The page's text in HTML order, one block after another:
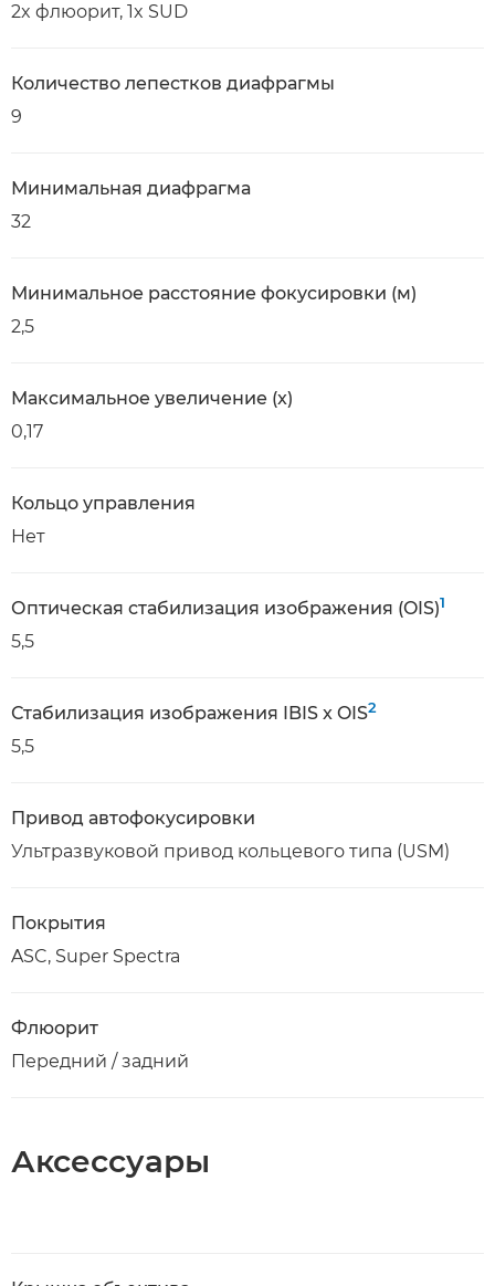
2x флюорит, 1x SUD
Количество лепестков диафрагмы
9
Минимальная диафрагма
32
Минимальное расстояние фокусировки (м)
2,5
Максимальное увеличение (x)
0,17
Кольцо управления
Нет
Оптическая стабилизация изображения (OIS)1
5,5
Стабилизация изображения IBIS x OIS2
5,5
Привод автофокусировки
Ультразвуковой привод кольцевого типа (USM)
Покрытия
ASC, Super Spectra
Флюорит
Передний / задний
Аксессуары